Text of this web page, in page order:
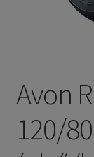
Avon
120/